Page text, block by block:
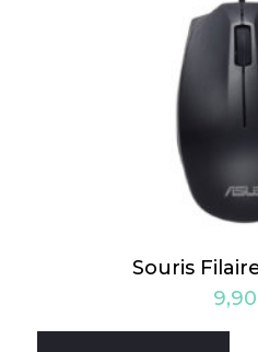
Souris
9,90